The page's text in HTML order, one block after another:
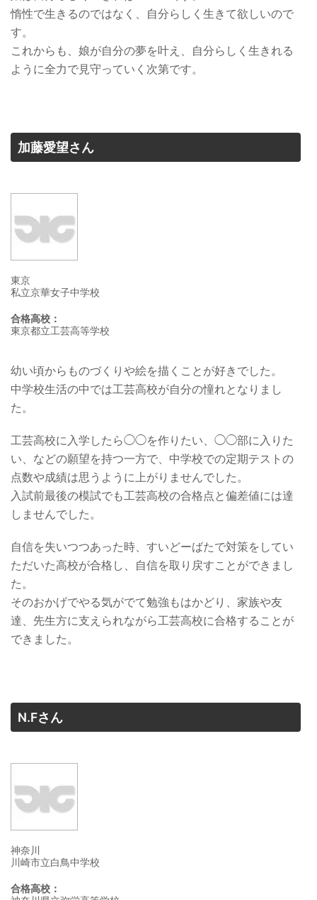
惰性で生きるのではなく、自分らしく生きて欲しいので
す。
これからも、娘が自分の夢を叶え、自分らしく生きれる
ように全力で見守っていく次第です。
加藤愛望さん
東京
私立京華女子中学校
合格高校：
東京都立工芸高等学校
幼い頃からものづくりや絵を描くことが好きでした。
中学校生活の中では工芸高校が自分の憧れとなりまし
た。
工芸高校に入学したら◯◯を作りたい、◯◯部に入りた
い、などの願望を持つ一方で、中学校での定期テストの
点数や成績は思うように上がりませんでした。
入試前最後の模試でも工芸高校の合格点と偏差値には達
しませんでした。
自信を失いつつあった時、すいどーばたで対策をしてい
ただいた高校が合格し、自信を取り戻すことができまし
た。
そのおかげでやる気がでて勉強もはかどり、家族や友
達、先生方に支えられながら工芸高校に合格することが
できました。
N.Fさん
神奈川
川崎市立白鳥中学校
合格高校：